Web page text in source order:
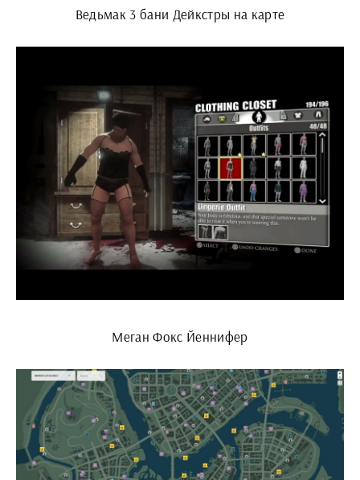
Ведьмак 3 бани Дейкстры на карте
Меган Фокс Йеннифер